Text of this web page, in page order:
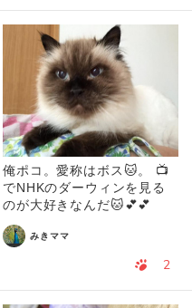
俺ポコ。愛称はボス🐱。 📺
でNHKのダーウィンを見る
のが大好きなんだ🐱💕💕
みきママ
2